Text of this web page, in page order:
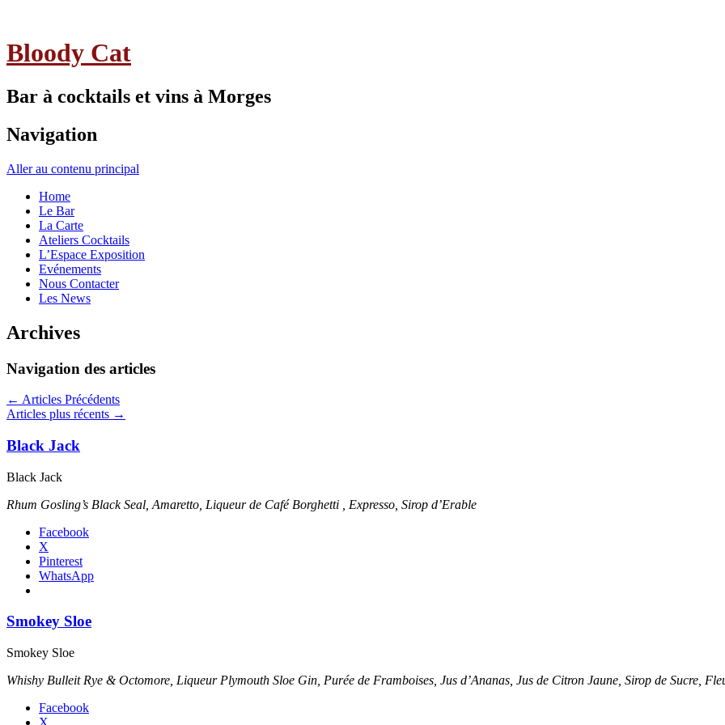
Bloody Cat
Bar à cocktails et vins à Morges
Navigation
Aller au contenu principal
Home
Le Bar
La Carte
Ateliers Cocktails
L’Espace Exposition
Evénements
Nous Contacter
Les News
Archives
Navigation des articles
← Articles Précédents
Articles plus récents →
Black Jack
Black Jack
Rhum Gosling’s Black Seal, Amaretto, Liqueur de Café Borghetti , Expresso, Sirop d’Erable
Facebook
X
Pinterest
WhatsApp
Smokey Sloe
Smokey Sloe
Whishy Bulleit Rye & Octomore, Liqueur Plymouth Sloe Gin, Purée de Framboises, Jus d’Ananas, Jus de Citron Jaune, Sirop de Sucre,
Facebook
X